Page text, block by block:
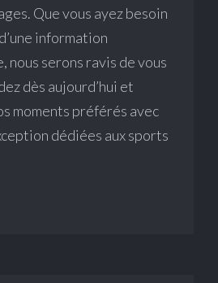
Que vous ayez besoin
information
nous serons ravis de vous
dès aujourd’hui et
moments préférés avec
dédiées aux sports